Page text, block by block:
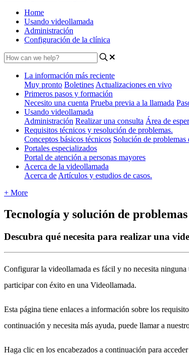
Home
Usando videollamada
Administración
Configuración de la clínica
La información más reciente
Muy pronto Boletines Actualizaciones en vivo
Primeros pasos y formación
Necesito una cuenta Prueba previa a la llamada
Usando videollamada
Administración Realizar una consulta Área de
Requisitos técnicos y resolución de problemas.
Conceptos básicos técnicos Solución de problemas
Portales especializados
Portal de atención a personas mayores
Acerca de la videollamada
Acerca de Artículos y estudios de casos.
+ More
Tecnología y solución de problemas
Descubra qué necesita para realizar una
Configurar la videollamada es fácil y no necesita ninguna
participar con éxito en una Videollamada.
Esta página tiene enlaces a información sobre los
continuación y necesita más ayuda, puede llamar a
Haga clic en los encabezados a continuación para acceder